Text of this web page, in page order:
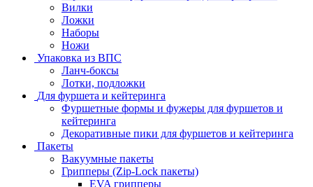
Вилки
Ложки
Наборы
Ножи
Упаковка из ВПС
Ланч-боксы
Лотки, подложки
Для фуршета и кейтеринга
Фуршетные формы и фужеры для фуршетов и
кейтеринга
Декоративные пики для фуршетов и кейтеринга
Пакеты
Вакуумные пакеты
Грипперы (Zip-Lock пакеты)
EVA грипперы